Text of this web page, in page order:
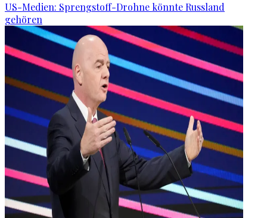
US-Medien: Sprengstoff-Drohne könnte Russland
gehören